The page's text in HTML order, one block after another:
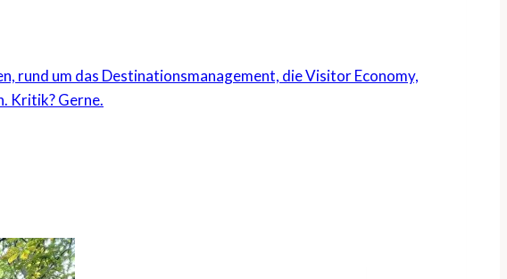
rund um das Destinationsmanagement, die Visitor Economy,
Kritik? Gerne.